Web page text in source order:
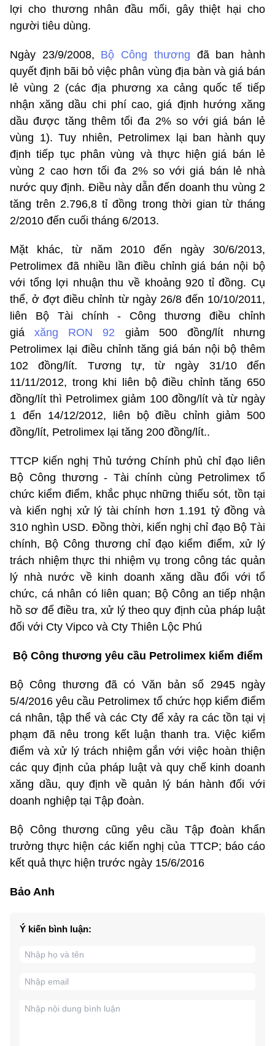
lợi cho thương nhân đầu mối, gây thiệt hại cho
người tiêu dùng.
Ngày 23/9/2008, Bộ Công thương đã ban hành
quyết định bãi bỏ việc phân vùng địa bàn và giá bán
lẻ vùng 2 (các địa phương xa cảng quốc tế tiếp
nhận xăng dầu chi phí cao, giá định hướng xăng
dầu được tăng thêm tối đa 2% so với giá bán lẻ
vùng 1). Tuy nhiên, Petrolimex lại ban hành quy
định tiếp tục phân vùng và thực hiện giá bán lẻ
vùng 2 cao hơn tối đa 2% so với giá bán lẻ nhà
nước quy định. Điều này dẫn đến doanh thu vùng 2
tăng trên 2.796,8 tỉ đồng trong thời gian từ tháng
2/2010 đến cuối tháng 6/2013.
Mặt khác, từ năm 2010 đến ngày 30/6/2013,
Petrolimex đã nhiều lần điều chỉnh giá bán nội bộ
với tổng lợi nhuận thu về khoảng 920 tỉ đồng. Cụ
thể, ở đợt điều chỉnh từ ngày 26/8 đến 10/10/2011,
liên Bộ Tài chính - Công thương điều chỉnh
giáxăng RON 92 giảm 500 đồng/lít nhưng
Petrolimex lại điều chỉnh tăng giá bán nội bộ thêm
102 đồng/lít. Tương tự, từ ngày 31/10 đến
11/11/2012, trong khi liên bộ điều chỉnh tăng 650
đồng/lít thì Petrolimex giảm 100 đồng/lít và từ ngày
1 đến 14/12/2012, liên bộ điều chỉnh giảm 500
đồng/lít, Petrolimex lại tăng 200 đồng/lít..
TTCP kiến nghị Thủ tướng Chính phủ chỉ đạo liên
Bộ Công thương - Tài chính cùng Petrolimex tổ
chức kiểm điểm, khắc phục những thiếu sót, tồn tại
và kiến nghị xử lý tài chính hơn 1.191 tỷ đồng và
310 nghìn USD. Đồng thời, kiến nghị chỉ đạo Bộ Tài
chính, Bộ Công thương chỉ đạo kiểm điểm, xử lý
trách nhiệm thực thi nhiệm vụ trong công tác quản
lý nhà nước về kinh doanh xăng dầu đối với tổ
chức, cá nhân có liên quan; Bộ Công an tiếp nhận
hồ sơ để điều tra, xử lý theo quy định của pháp luật
đối với Cty Vipco và Cty Thiên Lộc Phú
Bộ Công thương yêu cầu Petrolimex kiểm điểm
Bộ Công thương đã có Văn bản số 2945 ngày
5/4/2016 yêu cầu Petrolimex tổ chức họp kiểm điểm
cá nhân, tập thể và các Cty để xảy ra các tồn tại vị
phạm đã nêu trong kết luận thanh tra. Việc kiểm
điểm và xử lý trách nhiệm gắn với việc hoàn thiện
các quy định của pháp luật và quy chế kinh doanh
xăng dầu, quy định về quản lý bán hành đối với
doanh nghiệp tại Tập đoàn.
Bộ Công thương cũng yêu cầu Tập đoàn khẩn
trưởng thực hiện các kiến nghị của TTCP; báo cáo
kết quả thực hiện trước ngày 15/6/2016
Bảo Anh
Ý kiến bình luận: